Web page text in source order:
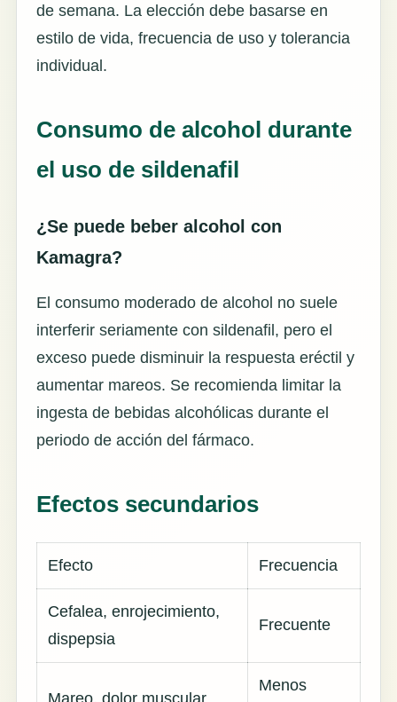
de semana. La elección debe basarse en
estilo de vida, frecuencia de uso y tolerancia
individual.
Consumo de alcohol durante
el uso de sildenafil
¿Se puede beber alcohol con
Kamagra?
El consumo moderado de alcohol no suele
interferir seriamente con sildenafil, pero el
exceso puede disminuir la respuesta eréctil y
aumentar mareos. Se recomienda limitar la
ingesta de bebidas alcohólicas durante el
periodo de acción del fármaco.
Efectos secundarios
Efecto Frecuencia
Cefalea, enrojecimiento,
dispepsia
Frecuente
Mareo, dolor muscular
Menos